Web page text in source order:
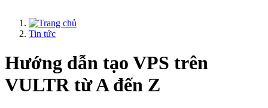
Tin tức
Hướng dẫn tạo VPS trên
VULTR từ A đến Z